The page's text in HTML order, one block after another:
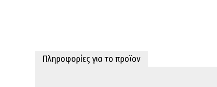
Πληροφορίες για το προϊον